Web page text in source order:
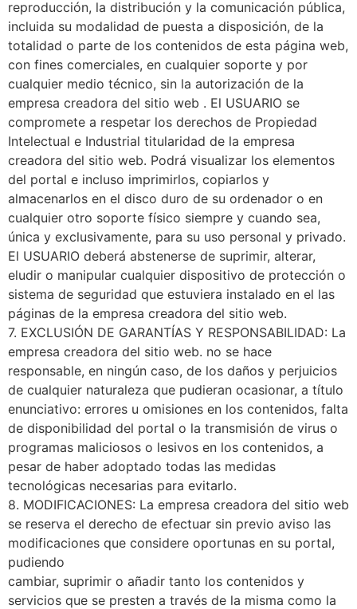
reproducción, la distribución y la comunicación pública,
incluida su modalidad de puesta a disposición, de la
totalidad o parte de los contenidos de esta página web,
con fines comerciales, en cualquier soporte y por
cualquier medio técnico, sin la autorización de la
empresa creadora del sitio web . El USUARIO se
compromete a respetar los derechos de Propiedad
Intelectual e Industrial titularidad de la empresa
creadora del sitio web. Podrá visualizar los elementos
del portal e incluso imprimirlos, copiarlos y
almacenarlos en el disco duro de su ordenador o en
cualquier otro soporte físico siempre y cuando sea,
única y exclusivamente, para su uso personal y privado.
El USUARIO deberá abstenerse de suprimir, alterar,
eludir o manipular cualquier dispositivo de protección o
sistema de seguridad que estuviera instalado en el las
páginas de la empresa creadora del sitio web.
7. EXCLUSIÓN DE GARANTÍAS Y RESPONSABILIDAD: La
empresa creadora del sitio web. no se hace
responsable, en ningún caso, de los daños y perjuicios
de cualquier naturaleza que pudieran ocasionar, a título
enunciativo: errores u omisiones en los contenidos, falta
de disponibilidad del portal o la transmisión de virus o
programas maliciosos o lesivos en los contenidos, a
pesar de haber adoptado todas las medidas
tecnológicas necesarias para evitarlo.
8. MODIFICACIONES: La empresa creadora del sitio web
se reserva el derecho de efectuar sin previo aviso las
modificaciones que considere oportunas en su portal,
pudiendo
cambiar, suprimir o añadir tanto los contenidos y
servicios que se presten a través de la misma como la